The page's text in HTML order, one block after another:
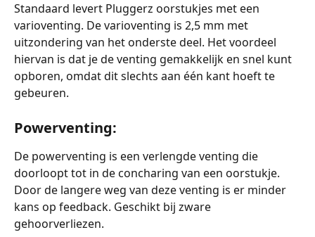
Standaard levert Pluggerz oorstukjes met een
varioventing. De varioventing is 2,5 mm met
uitzondering van het onderste deel. Het voordeel
hiervan is dat je de venting gemakkelijk en snel kunt
opboren, omdat dit slechts aan één kant hoeft te
gebeuren.
Powerventing:
De powerventing is een verlengde venting die
doorloopt tot in de concharing van een oorstukje.
Door de langere weg van deze venting is er minder
kans op feedback. Geschikt bij zware
gehoorverliezen.